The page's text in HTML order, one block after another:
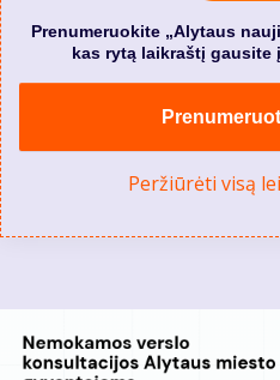
Prenumeruokite „Alytaus
kas rytą laikraštį gausite
Peržiūrėti visą